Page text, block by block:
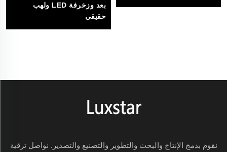
بعد وزخرفة LED ولهب
حقيقي
نقوم بدمج الإنتاج والبحث والتطوير والتصنيع والتصدير. نواصل ترقية